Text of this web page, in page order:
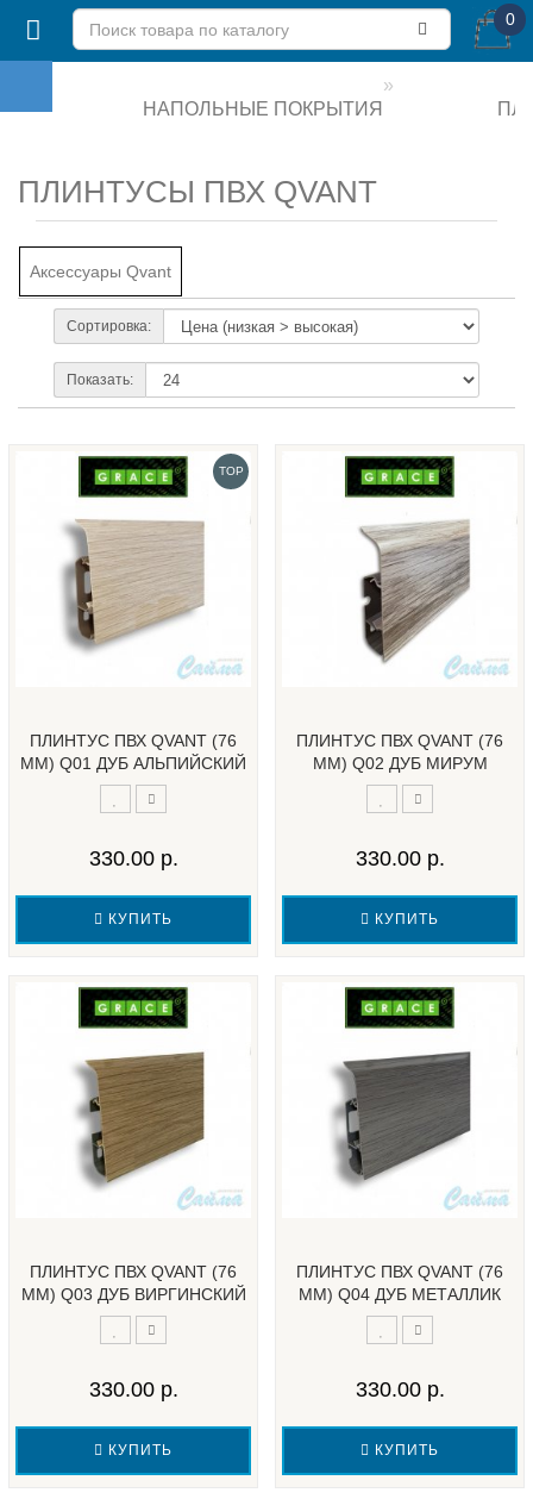
0
НАПОЛЬНЫЕ ПОКРЫТИЯ
ПЛИНТУСЫ ПВХ QVANT
Аксессуары Qvant
Сортировка:
Показать:
TOP
ПЛИНТУС ПВХ QVANT (76
ММ) Q01 ДУБ АЛЬПИЙСКИЙ
330.00 р.
КУПИТЬ
ПЛИНТУС ПВХ QVANT (76
ММ) Q02 ДУБ МИРУМ
330.00 р.
КУПИТЬ
ПЛИНТУС ПВХ QVANT (76
ММ) Q03 ДУБ ВИРГИНСКИЙ
330.00 р.
КУПИТЬ
ПЛИНТУС ПВХ QVANT (76
ММ) Q04 ДУБ МЕТАЛЛИК
330.00 р.
КУПИТЬ